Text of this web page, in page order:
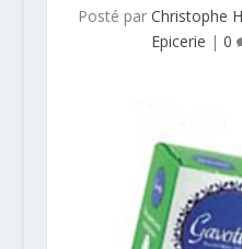
Posté parChristophe
Epicerie | 0